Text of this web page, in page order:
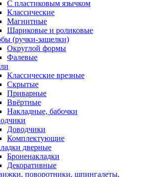
С пластиковым язычком
Классические
Магнитные
Шариковые и роликовые
(ручки-защелки)
Округлой формы
Фалевые
Классические врезные
Скрытые
Приварные
Ввёртные
Накладные, бабочки
Доводчики
Комплектующие
дверные
Броненакладки
Декоративные
поворотники, шпингалеты,